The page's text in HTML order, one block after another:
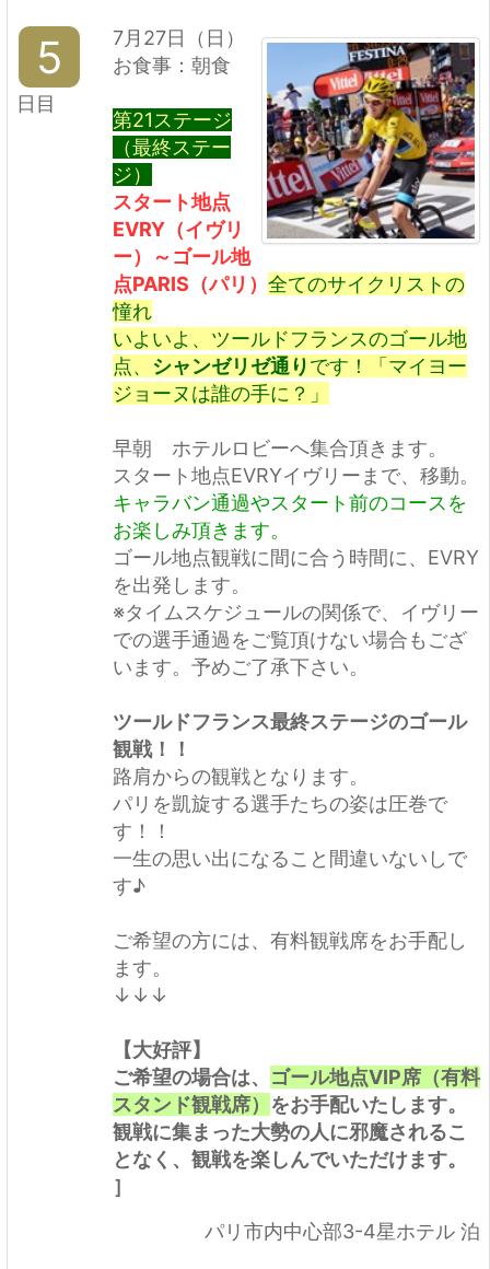
5
日目
7月27日（日）
お食事：朝食
第21ステージ
（最終ステー
ジ）
スタート地点
EVRY（イヴリ
ー）～ゴール地
点PARIS（パリ） 全てのサイクリストの
憧れ
いよいよ、ツールドフランスのゴール地
点、 シャンゼリゼ通りです！「マイヨー
ジョーヌは誰の手に？」
早朝 ホテルロビーへ集合頂きます。
スタート地点EVRYイヴリーまで、移動。
キャラバン通過やスタート前のコースを
お楽しみ頂きます。
ゴール地点観戦に間に合う時間に、EVRY
を出発します。
※タイムスケジュールの関係で、イヴリー
での選手通過をご覧頂けない場合もござ
います。予めご了承下さい。
ツールドフランス最終ステージのゴール
観戦！！
路肩からの観戦となります。
パリを凱旋する選手たちの姿は圧巻で
す！！
一生の思い出になること間違いないしで
す♪
ご希望の方には、有料観戦席をお手配し
ます。
↓↓↓
【大好評】
ご希望の場合は、 ゴール地点VIP席（有料
スタンド観戦席） をお手配いたします。
観戦に集まった大勢の人に邪魔されるこ
となく、観戦を楽しんでいただけます。
］
パリ市内中心部3-4星ホテル 泊